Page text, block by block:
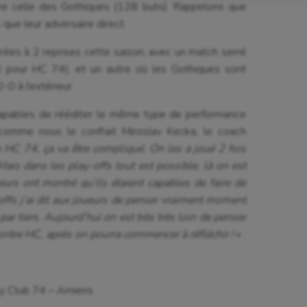
rythmique
Parkour
Pétanque
Randonnée / Marche
celle des Gothiques (128 buts). Rappelons que
leur adversaire direct.
à 2 reprises cette saison, avec un match serré
HC 74), et un autre où les Gothiques sont
à l’extérieur.
de rééditer le même type de performance
nous le confiait Miroslav Kecka, le coach
HC 74, ça va être compliqué. On les a joué 2 fois
dans les play-offs tout est possible, là on est
ont montré qu’ils étaient capables de faire de
j’ai dit aux joueurs de penser vraiment moment
tiers. Aujourd’hui on est très très loin de penser
HC, après on pourra commencer à réfléchir !
Club 74 – Amiens